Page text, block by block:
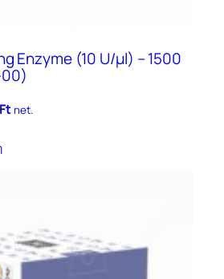
Enzyme (10 U/μl) – 1500
FtCurrent
net.